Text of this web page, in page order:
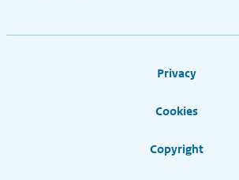
Privacy
Cookies
Copyright